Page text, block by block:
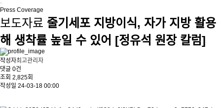
Press Coverage
보도자료 줄기세포 지방이식, 자가 지방 활용
해 생착률 높일 수 있어 [정유석 원장 칼럼]
작성자최고관리자
댓글 0건
조회 2,825회
작성일 24-03-18 00:00